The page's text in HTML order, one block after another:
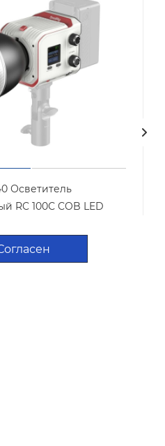
Осветитель
RC 100С COB LED